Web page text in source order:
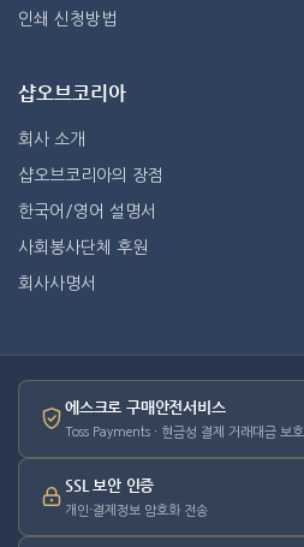
인쇄 신청방법
샵오브코리아
회사 소개
샵오브코리아의 장점
한국어/영어 설명서
사회봉사단체 후원
회사사명서
에스크로 구매안전서비스
Toss Payments · 현금성 결제 거래대금 보호
SSL 보안 인증
개인·결제정보 암호화 전송